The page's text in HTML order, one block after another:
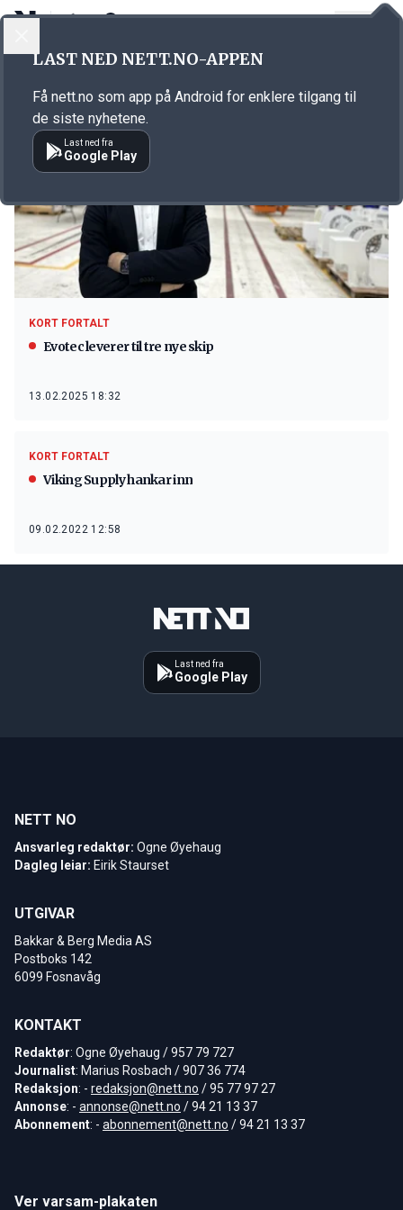
Emne: Viking Supply
KORT FORTALT
Evotec leverer til tre nye skip
13.02.2025 18:32
KORT FORTALT
Viking Supply hankar inn
09.02.2022 12:58
Last ned fra
Google Play
NETT NO
Ansvarleg redaktør: Ogne Øyehaug
Dagleg leiar: Eirik Staurset
UTGIVAR
Bakkar & Berg Media AS
Postboks 142
6099 Fosnavåg
KONTAKT
Redaktør: Ogne Øyehaug / 957 79 727
Journalist: Marius Rosbach / 907 36 774
Redaksjon: - redaksjon@nett.no / 95 77 97 27
Annonse: - annonse@nett.no / 94 21 13 37
Abonnement: - abonnement@nett.no / 94 21 13 37
Ver varsam-plakaten
LAST NED NETT.NO-APPEN
Få nett.no som app på Android for enklere tilgang til
de siste nyhetene.
Last ned fra
Google Play